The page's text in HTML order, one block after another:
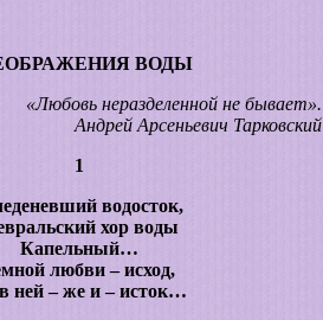
ВОДЫ
«Любовь неразделенной не бывает».
Андрей Арсеньевич Тарковский
1
водосток,
хор воды
Капельный…
любви – исход,
ней – же и – исток…